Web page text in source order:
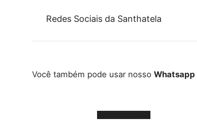
Redes Sociais da Santhatela
Você também pode usar nosso Whatsapp